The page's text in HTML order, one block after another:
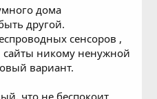
в здании делает
анализа и кучи
датчиками.
и влажности
человека и какой-либо
и ПО минимально
дома
другой.
сенсоров ,
сайты никому ненужной
вариант.
что не беспокоит